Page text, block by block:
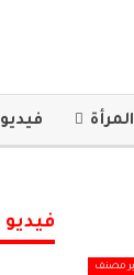
المرأة فيديو
مصنف
فيديو